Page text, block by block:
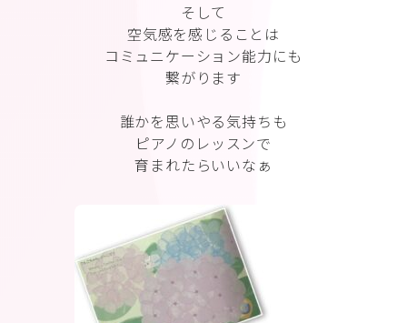
そして
空気感を感じることは
コミュニケーション能力にも
繋がります
誰かを思いやる気持ちも
ピアノのレッスンで
育まれたらいいなぁ